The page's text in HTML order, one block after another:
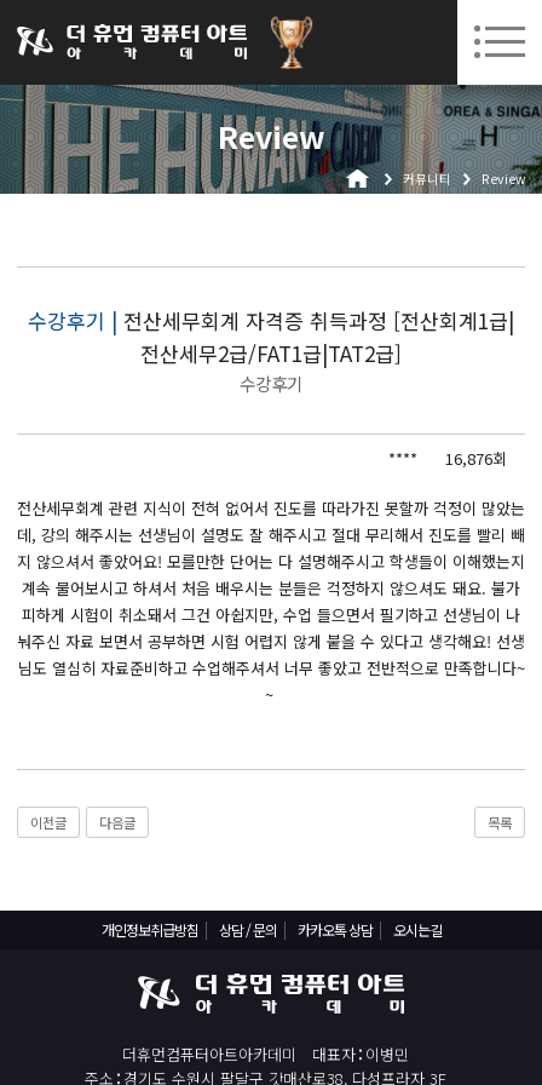
031-252-7277 수원캠퍼스 개강 08. 24.(월)
로그인 회원가입 고객센터
Review
커뮤니티 Review
수강후기 | 전산세무회계 자격증 취득과정 [전산회계1급|
전산세무2급/FAT1급|TAT2급]
수강후기
**** 16,876회
전산세무회계 관련 지식이 전혀 없어서 진도를 따라가진 못할까 걱정이 많았는
데, 강의 해주시는 선생님이 설명도 잘 해주시고 절대 무리해서 진도를 빨리 빼
지 않으셔서 좋았어요! 모를만한 단어는 다 설명해주시고 학생들이 이해했는지
계속 물어보시고 하셔서 처음 배우시는 분들은 걱정하지 않으셔도 돼요. 불가
피하게 시험이 취소돼서 그건 아쉽지만, 수업 들으면서 필기하고 선생님이 나
눠주신 자료 보면서 공부하면 시험 어렵지 않게 붙을 수 있다고 생각해요! 선생
님도 열심히 자료준비하고 수업해주셔서 너무 좋았고 전반적으로 만족합니다~
~
이전글 다음글 목록
개인정보취급방침 상담 / 문의 카카오톡 상담 오시는길
더휴먼컴퓨터아트아카데미 대표자 이병민
주소 경기도 수원시 팔달구 갓매산로38, 다성프라자 3F
아카데미소개
인사말
오시는길
국비지원 무료교육
BIM 건축설계 및 실내건축설계(캐드(CAD),맥스(MAX),레빗(REVIT))실무자 양성과정
React, Veu 프레임워크 기반 프론트엔드 개발 양성 지원
반응형/웹퍼블리셔/프론트엔드 웹개발자(웹디자인)
반응형/웹퍼블리셔/프론트엔드 웹개발자(웹디자인기능사 과정평가형)
자바(Java)기반 JSP/스프링 웹개발자(정보처리산업기사)(과정평가형)
디지털컨버전스 자바(JAVA)개발자(전자정부 프레임워크/SPRING)
컴퓨터활용능력2급(필기+실기) 및 ITQ자격증 취득(한글,엑셀,파워포인트)
전기기능사(필기+실기) 자격증 취득과정
포토샵 자격증 취득과정(GTQ1급)
일러스트 자격증 취득과정(GTQi 1급)
전산세무 2급 / TAT 2급 자격증 취득과정